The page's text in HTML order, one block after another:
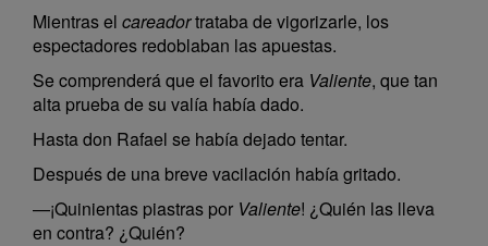
Mientras el careadortrataba de vigorizarle, los
espectadores redoblaban las apuestas.
Se comprenderá que el favorito era Valiente, que tan
alta prueba de su valía había dado.
Hasta don Rafael se había dejado tentar.
Después de una breve vacilación había gritado.
—¡Quinientas piastras por Valiente! ¿Quién las lleva
en contra? ¿Quién?